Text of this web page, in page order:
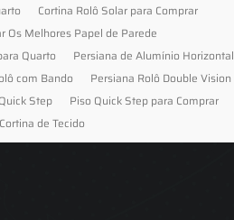
Cortina Rolô Solar para Comprar
Os Melhores Papel de Parede
Quarto
Persiana de Alumínio Horizontal
com Bando
Persiana Rolô Double Vision
Step
Piso Quick Step para Comprar
de Tecido